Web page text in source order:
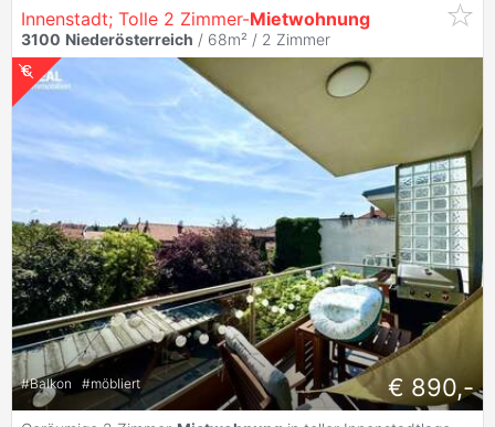
Innenstadt; Tolle 2 Zimmer-Mietwohnung
3100 Niederösterreich / 68m² / 2 Zimmer
#Balkon #möbliert € 890,-